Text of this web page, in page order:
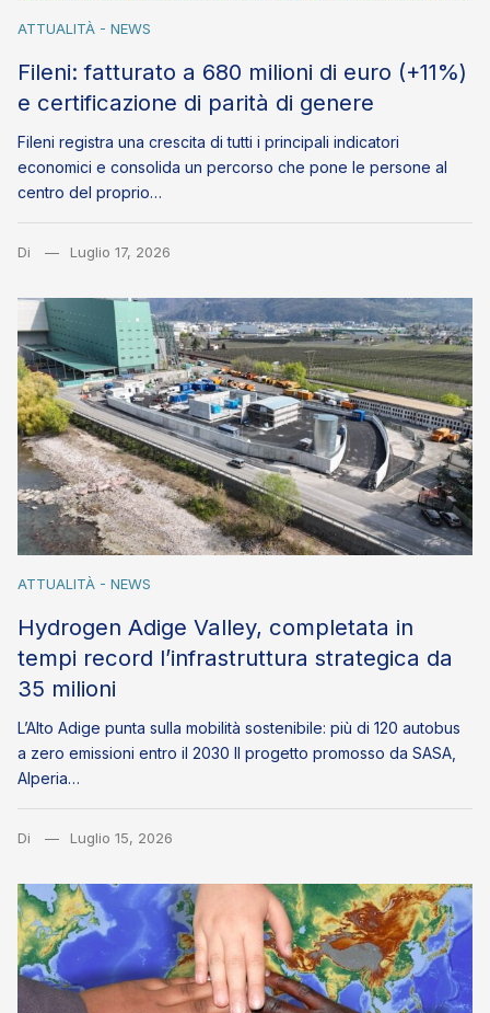
ATTUALITÀ - NEWS
Fileni: fatturato a 680 milioni di euro (+11%)
e certificazione di parità di genere
Fileni registra una crescita di tutti i principali indicatori
economici e consolida un percorso che pone le persone al
centro del proprio…
Di Luglio 17, 2026
ATTUALITÀ - NEWS
Hydrogen Adige Valley, completata in
tempi record l’infrastruttura strategica da
35 milioni
L’Alto Adige punta sulla mobilità sostenibile: più di 120 autobus
a zero emissioni entro il 2030 Il progetto promosso da SASA,
Alperia…
Di Luglio 15, 2026